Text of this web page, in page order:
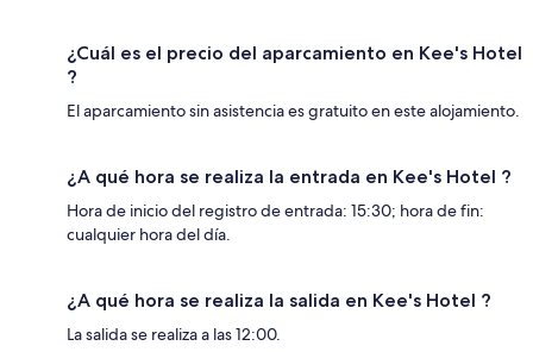
¿Cuál es el precio del aparcamiento en Kee's Hotel
?
El aparcamiento sin asistencia es gratuito en este alojamiento.
¿A qué hora se realiza la entrada en Kee's Hotel ?
Hora de inicio del registro de entrada: 15:30; hora de fin:
cualquier hora del día.
¿A qué hora se realiza la salida en Kee's Hotel ?
La salida se realiza a las 12:00.